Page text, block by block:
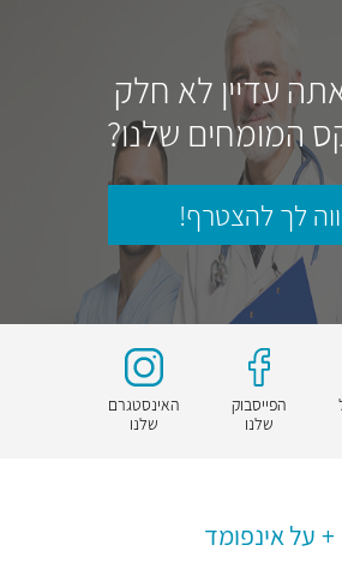
עדיין לא חלק
המומחים שלנו?
לך להצטרף!
הפייסבוק
שלנו
האינסטגרם
שלנו
על אינפומד